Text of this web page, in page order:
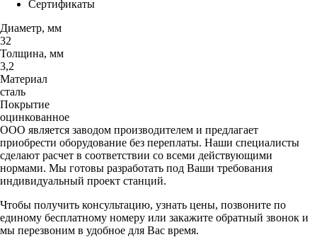
Сертификаты
Диаметр, мм
32
Толщина, мм
3,2
Материал
сталь
Покрытие
оцинкованное
ООО является заводом производителем и предлагает
приобрести оборудование без переплаты. Наши специалисты
сделают расчет в соответствии со всеми действующими
нормами. Мы готовы разработать под Ваши требования
индивидуальный проект станций.
Чтобы получить консультацию, узнать цены, позвоните по
единому бесплатному номеру или закажите обратный звонок и
мы перезвоним в удобное для Вас время.